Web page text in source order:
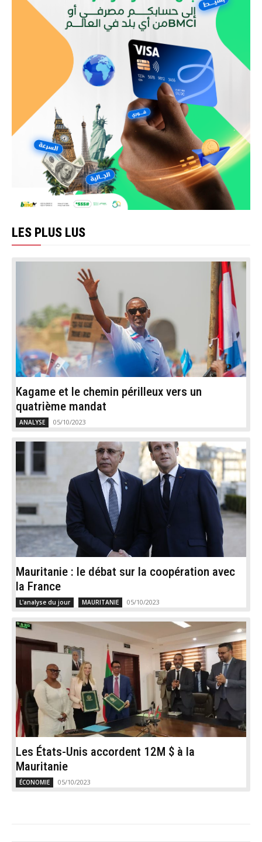
LES PLUS LUS
Kagame et le chemin périlleux vers un
quatrième mandat
ANALYSE 05/10/2023
Mauritanie : le débat sur la coopération avec
la France
L'analyse du jour MAURITANIE 05/10/2023
Les États-Unis accordent 12M $ à la
Mauritanie
ÉCONOMIE 05/10/2023